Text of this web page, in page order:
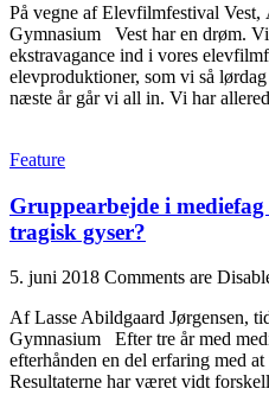
På vegne af Elevfilmfestival
Gymnasium Vest har en drøm.
ekstravagance ind i vores
elevproduktioner, som vi så
næste år går vi all in. Vi har
Feature
Gruppearbejde i
tragisk gyser?
5. juni 2018 Comments are
Af Lasse Abildgaard Jørgensen,
Gymnasium Efter tre år med
efterhånden en del erfaring med
Resultaterne har været vidt